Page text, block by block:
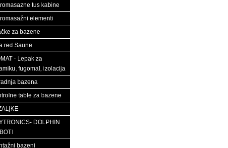
tus kabine
elementi
za bazene
red Saune
- Lepak za
fugomal, izolacija
bazena
table za bazene
DOLPHIN
bazeni